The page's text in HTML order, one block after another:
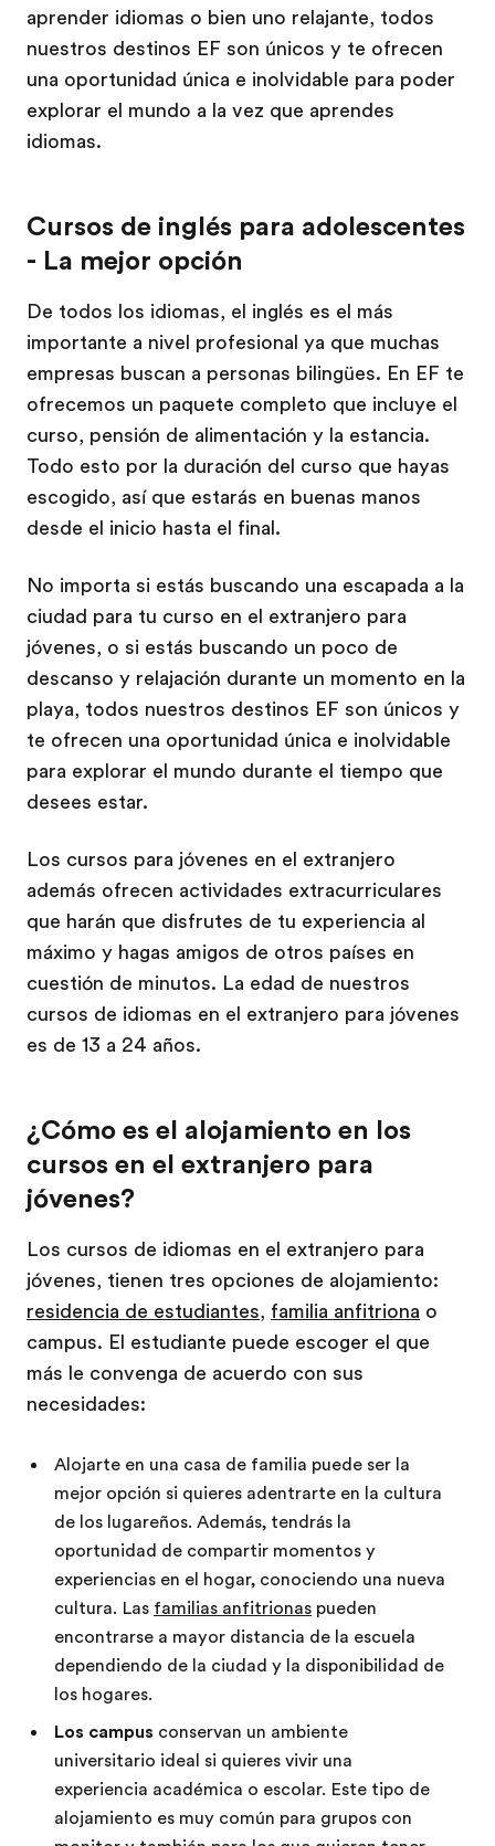
aprender idiomas o bien uno relajante, todos
nuestros destinos EF son únicos y te ofrecen
una oportunidad única e inolvidable para poder
explorar el mundo a la vez que aprendes
idiomas.
Cursos de inglés para adolescentes
- La mejor opción
De todos los idiomas, el inglés es el más
importante a nivel profesional ya que muchas
empresas buscan a personas bilingües. En EF te
ofrecemos un paquete completo que incluye el
curso, pensión de alimentación y la estancia.
Todo esto por la duración del curso que hayas
escogido, así que estarás en buenas manos
desde el inicio hasta el final.
No importa si estás buscando una escapada a la
ciudad para tu curso en el extranjero para
jóvenes, o si estás buscando un poco de
descanso y relajación durante un momento en la
playa, todos nuestros destinos EF son únicos y
te ofrecen una oportunidad única e inolvidable
para explorar el mundo durante el tiempo que
desees estar.
Los cursos para jóvenes en el extranjero
además ofrecen actividades extracurriculares
que harán que disfrutes de tu experiencia al
máximo y hagas amigos de otros países en
cuestión de minutos. La edad de nuestros
cursos de idiomas en el extranjero para jóvenes
es de 13 a 24 años.
¿Cómo es el alojamiento en los
cursos en el extranjero para
jóvenes?
Los cursos de idiomas en el extranjero para
jóvenes, tienen tres opciones de alojamiento:
residencia de estudiantes, familia anfitriona o
campus. El estudiante puede escoger el que
más le convenga de acuerdo con sus
necesidades:
Alojarte en una casa de familia puede ser la
mejor opción si quieres adentrarte en la cultura
de los lugareños. Además, tendrás la
oportunidad de compartir momentos y
experiencias en el hogar, conociendo una nueva
cultura. Las familias anfitrionas pueden
encontrarse a mayor distancia de la escuela
dependiendo de la ciudad y la disponibilidad de
los hogares.
Los campus conservan un ambiente
universitario ideal si quieres vivir una
experiencia académica o escolar. Este tipo de
alojamiento es muy común para grupos con